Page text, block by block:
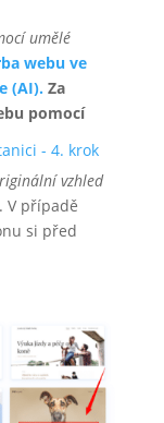
umělé
webu ve
(AI). Za
pomocí
vzhled
V případě
si před